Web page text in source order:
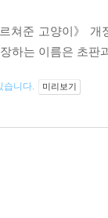
쳐준 고양이》 개
하는 이름은 초판
습니다. 미리보기